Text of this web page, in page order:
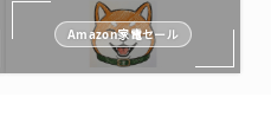
Amazon家電セール